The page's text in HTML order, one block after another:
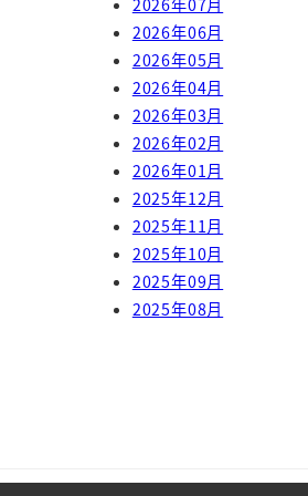
2026年06月
2026年05月
2026年04月
2026年03月
2026年02月
2026年01月
2025年12月
2025年11月
2025年10月
2025年09月
2025年08月